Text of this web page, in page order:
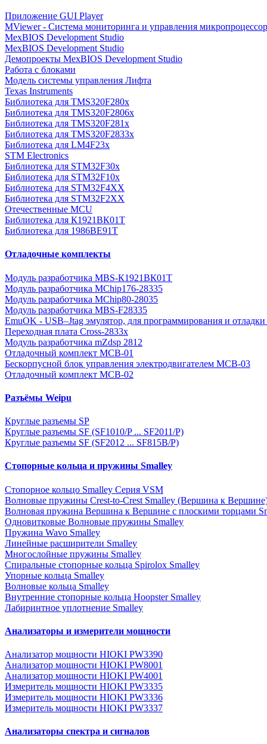
Приложение GUI Player
MViewer - Система мониторинга и управления
MexBIOS Development Studio
MexBIOS Development Studio
Демопроекты MexBIOS Development Studio
Работа с блоками
Модель системы управления Лифта
Texas Instruments
Библиотека для TMS320F280x
Библиотека для TMS320F2806x
Библиотека для TMS320F281x
Библиотека для TMS320F2833x
Библиотека для LM4F23x
STM Electronics
Библиотека для STM32F30x
Библиотека для STM32F10x
Библиотека для STM32F4XX
Библиотека для STM32F2XX
Отечественные MCU
Библиотека для К1921ВК01Т
Библиотека для 1986BE91T
Отладочные комплекты
Модуль разработчика MBS-К1921ВК01Т
Модуль разработчика MChip176-28335
Модуль разработчика MChip80-28035
Модуль разработчика MBS-F28335
EmuOK - USB–Jtag эмулятор, для программирования и
Переходная плата Cross-2833x
Модуль разработчика mZdsp 2812
Отладочный комплект MCB-01
Бескорпусной блок управления электродвигателем MCB-03
Отладочный комплект MCB-02
Разъёмы Weipu
Круглые разъемы SP
Круглые разъемы SF (SF1010/P ... SF2011/P)
Круглые разъемы SF (SF2012 ... SF815B/P)
Стопорные кольца и пружины Smalley
Стопорное кольцо Smalley Серия VSM
Волновые пружины Crest-to-Crest Smalley (Вершина к
Волновая пружина Вершина к Вершине с плоскими торцами
Одновитковые Волновые пружины Smalley
Пружина Wavo Smalley
Линейные расширители Smalley
Многослойные пружины Smalley
Спиральные стопорные кольца Spirolox Smalley
Упорные кольца Smalley
Волновые кольца Smalley
Внутренние стопорные кольца Hoopster Smalley
Лабиринтное уплотнение Smalley
Анализаторы и измерители мощности
Анализатор мощности HIOKI PW3390
Анализатор мощности HIOKI PW8001
Анализатор мощности HIOKI PW4001
Измеритель мощности HIOKI PW3335
Измеритель мощности HIOKI PW3336
Измеритель мощности HIOKI PW3337
Анализаторы спектра и сигналов